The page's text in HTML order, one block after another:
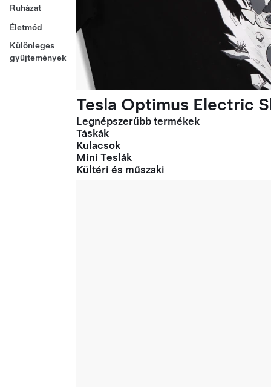
Ruházat
Életmód
Különleges
gyűjtemények
Tesla Optimus Electric
Legnépszerűbb termékek
Táskák
Kulacsok
Mini Teslák
Kültéri és műszaki